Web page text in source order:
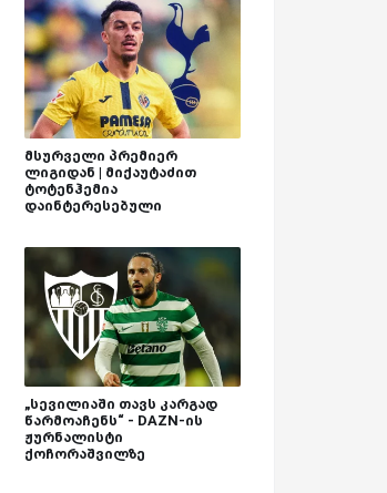
მსურველი პრემიერ
ლიგიდან | მიქაუტაძით
ტოტენჰემია
დაინტერესებული
„სევილიაში თავს კარგად
წარმოაჩენს“ - DAZN-ის
ჟურნალისტი
ქოჩორაშვილზე